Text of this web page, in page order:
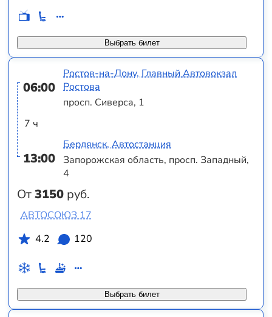
Выбрать билет
06:00
7 ч
13:00
От3150 руб.
Ростов-на-Дону, Главный Автовокзал
Ростова
просп. Сиверса, 1
Бердянск, Автостанция
Запорожская область, просп. Западный,
4
Выбрать билет
АВТОСОЮЗ 17
4.2
120